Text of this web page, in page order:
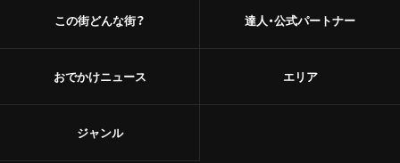
この街どんな街？
おでかけニュース
達人・公式パートナー
エリア
ジャンル